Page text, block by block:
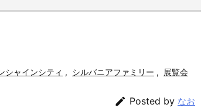
シャインシティ , シルバニアファミリー , 展覧会
 Posted by なお